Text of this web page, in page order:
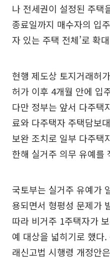
나 전세권이 설정된 주택
종료일까지 매수자의 입
자 있는 주택 전체’로 확
현행 제도상 토지거래허
허가 이후 4개월 안에 입
다만 정부는 앞서 다주택
료와 다주택자 주택담보
보완 조치로 일부 다주택
한해 실거주 의무 유예를
국토부는 실거주 유예가
용되면서 형평성 문제가
따라 비거주 1주택자가
예 대상을 넓히기로 했다
래신고법 시행령 개정안